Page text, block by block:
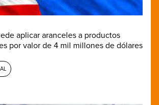
aplicar aranceles a productos
por valor de 4 mil millones de dólares